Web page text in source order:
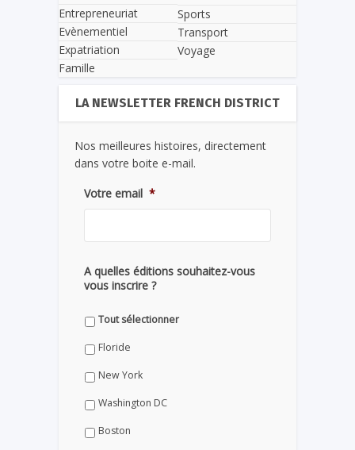
Entrepreneuriat
Evènementiel
Expatriation
Famille
Sports
Transport
Voyage
LA NEWSLETTER FRENCH DISTRICT
Nos meilleures histoires, directement
dans votre boite e-mail.
Votre email *
A quelles éditions souhaitez-vous
vous inscrire ?
Tout sélectionner
Floride
New York
Washington DC
Boston